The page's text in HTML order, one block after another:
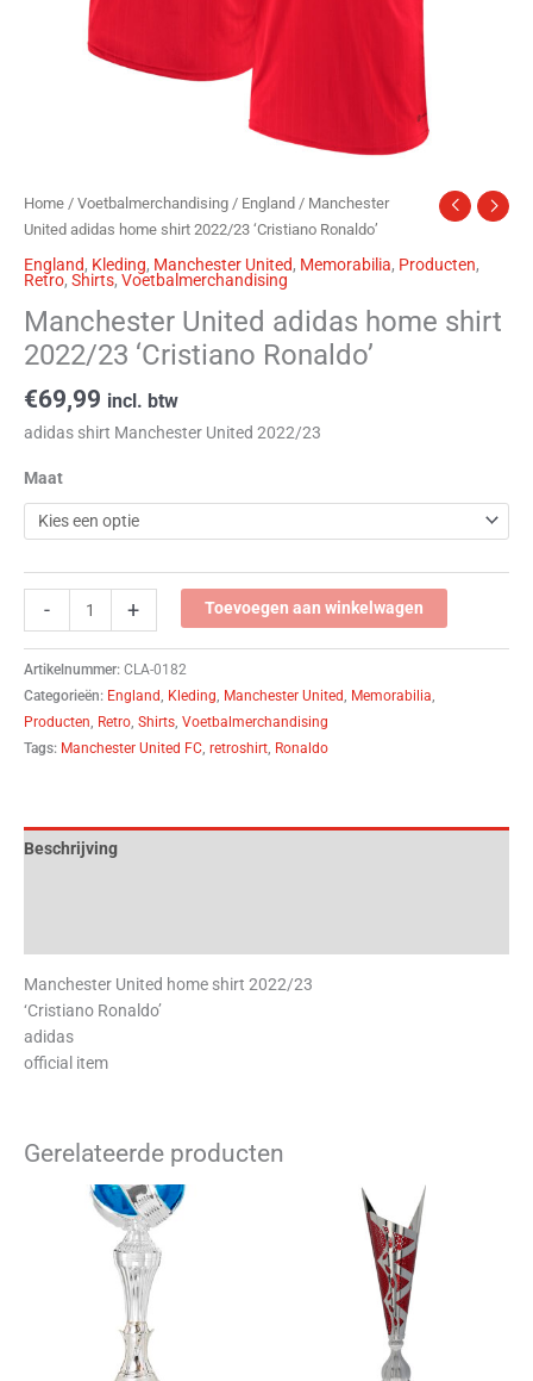
Home / Voetbalmerchandising / England / Manchester
United adidas home shirt 2022/23 ‘Cristiano Ronaldo’
England, Kleding, Manchester United, Memorabilia, Producten,
Retro, Shirts, Voetbalmerchandising
Manchester United adidas home shirt
2022/23 ‘Cristiano Ronaldo’
€69,99 incl. btw
adidas shirt Manchester United 2022/23
Maat
- + Toevoegen aan winkelwagen
Artikelnummer: CLA-0182
Categorieën: England, Kleding, Manchester United, Memorabilia,
Producten, Retro, Shirts, Voetbalmerchandising
Tags: Manchester United FC, retroshirt, Ronaldo
Beschrijving
Manchester United home shirt 2022/23
‘Cristiano Ronaldo’
adidas
official item
Gerelateerde producten
Prijsklasse:
€6,65
tot
€10,50
Prijsklasse:
€15,99
tot
€21,99